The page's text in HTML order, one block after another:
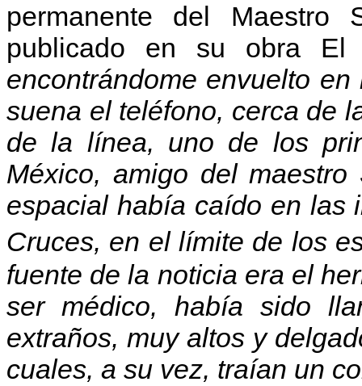
permanente del
publicado en su obra
encontrándome envuelto
suena el teléfono, cerca de
de la línea, uno de los
México, amigo del
espacial había caído en las
Cruces, en el límite de los
fuente de la noticia era el
ser médico, había sido
extraños, muy altos y
cuales, a su vez, traían un